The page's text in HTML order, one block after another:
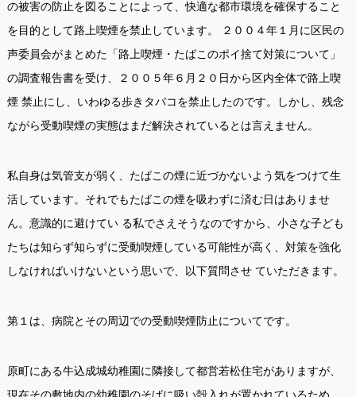
の被害の防止を図ることによって、快適な都市環境を確保すること
を目的として路上喫煙を禁止しています。 ２００４年１月に区民の
声委員会がまとめた「路上喫煙・たばこのポイ捨て対策について」
の調査報告書を受け、２００５年６月２０日から区内全体で路上喫
煙 禁止にし、いわゆる歩きタバコを禁止したのです。しかし、残念
ながら受動喫煙の実態はまだ解決されているとは言えません。
私自身は気管支が弱く、たばこの煙に近づかないよう気をつけて生
活しています。それでもたばこの煙を吸わずに済む日はありませ
ん。意識的に避けてい る私でさえそうなのですから、小さな子ども
たちは知らず知らずに受動喫煙している可能性が高く、対策を強化
しなければいけないという思いで、以下質問させ ていただきます。
第１は、病院とその周辺での受動喫煙防止についてです。
原町にある牛込成城幼稚園に隣接して都営若松住宅がありますが、
現在その敷地内の幼稚園のそばに吸い殻入れが置かれているため、